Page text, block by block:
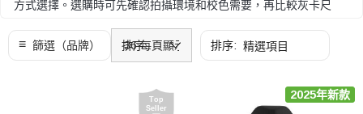
方式選擇。選購時可先確認拍攝環境和校色需要，再比較灰卡尺
選購時可先確認拍攝環境和校色需要，再比較灰卡尺寸、色卡格
數、材質和收納方式。
2025年新款